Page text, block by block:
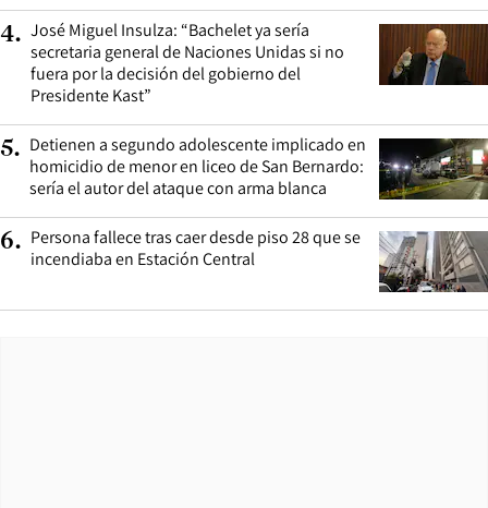
4. José Miguel Insulza: “Bachelet ya sería
secretaria general de Naciones Unidas si no
fuera por la decisión del gobierno del
Presidente Kast”
5. Detienen a segundo adolescente implicado en
homicidio de menor en liceo de San Bernardo:
sería el autor del ataque con arma blanca
6. Persona fallece tras caer desde piso 28 que se
incendiaba en Estación Central